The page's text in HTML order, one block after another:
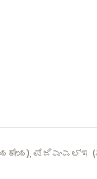
ಪಿಜಿಎಂಎಲ್‌ಇ